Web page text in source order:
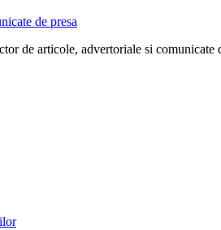
de articole, advertoriale si comunicate